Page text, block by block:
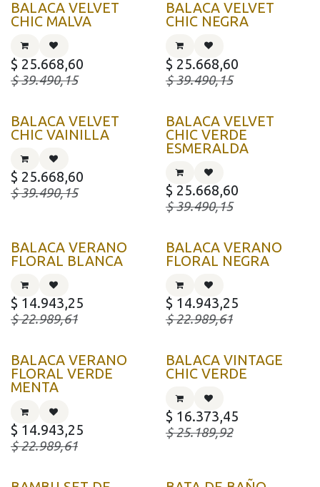
BALACA VELVET
CHIC MALVA
$ 25.668,60
$39.490,15
BALACA VELVET
CHIC NEGRA
$ 25.668,60
$39.490,15
BALACA VELVET
CHIC VAINILLA
$ 25.668,60
$39.490,15
BALACA VELVET
CHIC VERDE
ESMERALDA
$ 25.668,60
$39.490,15
BALACA VERANO
FLORAL BLANCA
$ 14.943,25
$22.989,61
BALACA VERANO
FLORAL NEGRA
$ 14.943,25
$22.989,61
BALACA VERANO
FLORAL VERDE
MENTA
$ 14.943,25
$22.989,61
BALACA VINTAGE
CHIC VERDE
$ 16.373,45
$25.189,92